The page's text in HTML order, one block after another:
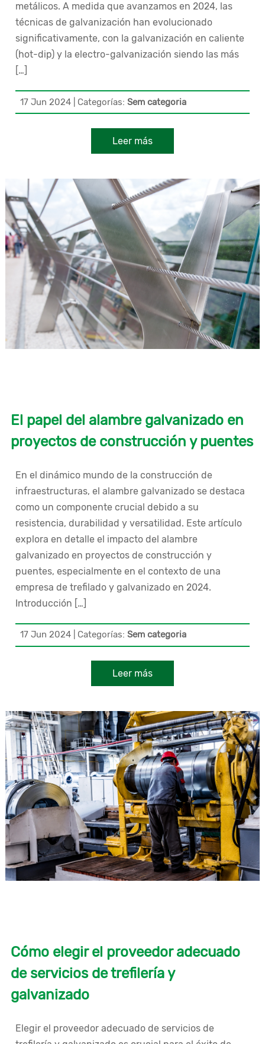
metálicos. A medida que avanzamos en 2024, las
técnicas de galvanización han evolucionado
significativamente, con la galvanización en caliente
(hot-dip) y la electro-galvanización siendo las más
[…]
17 Jun 2024| Categorías: Sem categoria
Leer más
El papel del alambre galvanizado en
proyectos de construcción y puentes
En el dinámico mundo de la construcción de
infraestructuras, el alambre galvanizado se destaca
como un componente crucial debido a su
resistencia, durabilidad y versatilidad. Este artículo
explora en detalle el impacto del alambre
galvanizado en proyectos de construcción y
puentes, especialmente en el contexto de una
empresa de trefilado y galvanizado en 2024.
Introducción […]
17 Jun 2024| Categorías: Sem categoria
Leer más
Cómo elegir el proveedor adecuado
de servicios de trefilería y
galvanizado
Elegir el proveedor adecuado de servicios de